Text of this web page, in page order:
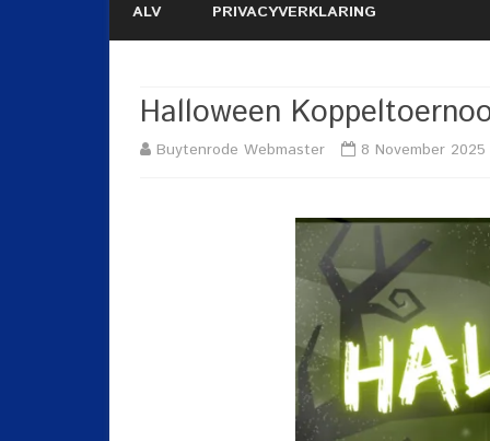
ALV PRIVACYVERKLARING
Halloween
Buytenrode Webmaster 8 November 2025